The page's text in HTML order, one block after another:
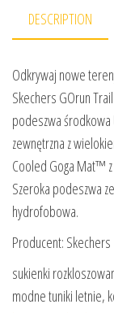
DESCRIPTION
Odkrywaj nowe
Skechers GOrun
podeszwa środkowa
zewnętrzna z
Cooled Goga Mat™
Szeroka podeszwa
hydrofobowa.
Producent: Skechers
sukienki
modne tuniki letnie,